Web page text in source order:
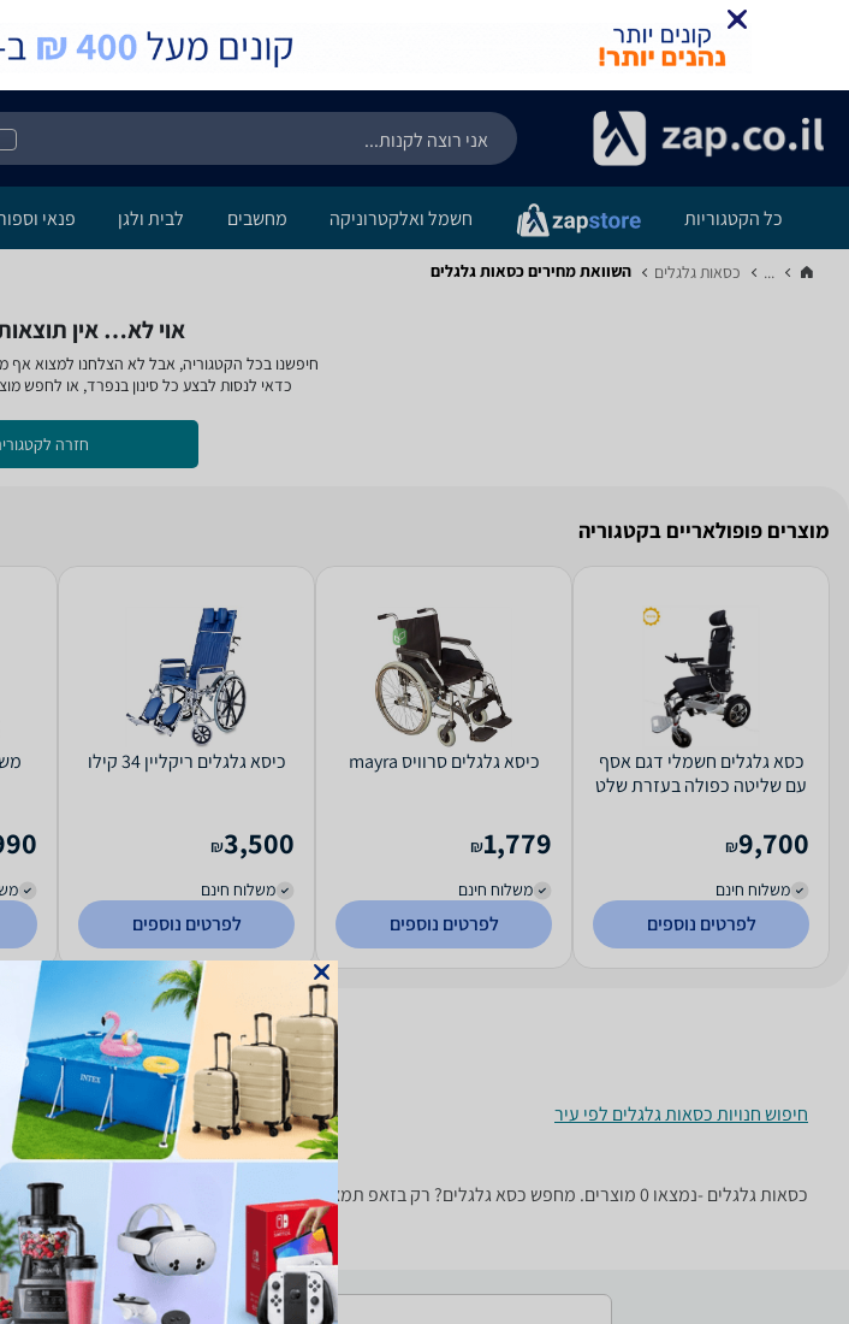
כל הקטגוריות חשמל ואלקטרוניקה מחשבים לבית ולגן פנאי
... כסאות גלגלים‏ השוואת מחירים כסאות גלגלים
אוי לא… אין
חיפשנו בכל הקטגוריה, אבל לא הצלחנו למצוא אף
כדאי לנסות לבצע כל סינון בנפרד, או לחפש
חזרה
מוצרים פופולאריים בקטגוריה
כסא גלגלים חשמלי דגם אסף
עם שליטה כפולה בעזרת שלט
9,700
₪
משלוח חינם
לפרטים נוספים
כיסא גלגלים סרוויס mayra
1,779
₪
משלוח חינם
לפרטים נוספים
כיסא גלגלים ריקליין 34 קילו
3,500
₪
משלוח חינם
לפרטים נוספים
חיפוש חנויות כסאות גלגלים לפי עיר
כסאות גלגלים -נמצאו 0 מוצרים. מחפש כסא גלגלים? רק בזאפ תמצאו חוות דעת, השוואת מחירים ביותר מאלף חנויות בתחום טיפוח יופי ובריאות וכל המידע הנחוץ עבור קבלת החלטה חכמה!